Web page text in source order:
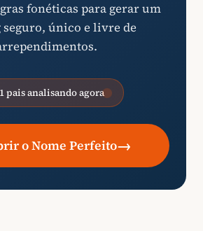
fonéticas para gerar um
único e livre de
pais analisando agora
o Nome Perfeito→